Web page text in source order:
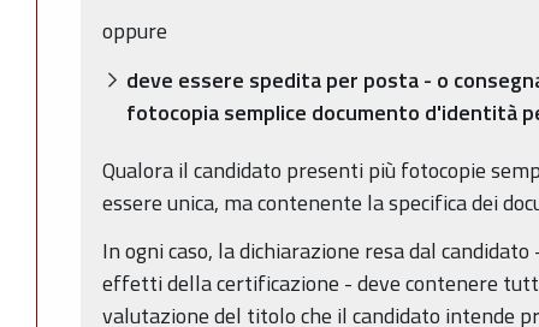
oppure
deve essere spedita per posta - o
fotocopia semplice documento d'identità
Qualora il candidato presenti più fotocopie
essere unica, ma contenente la specifica dei
In ogni caso, la dichiarazione resa dal
effetti della certificazione - deve contenere
valutazione del titolo che il candidato intende